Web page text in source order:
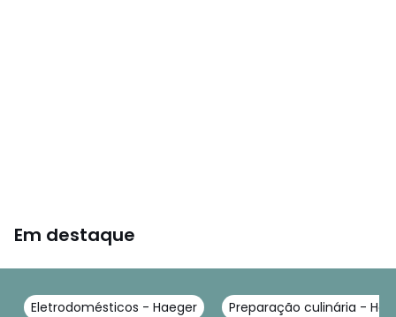
Em destaque
Eletrodomésticos - Haeger Preparação culinária -